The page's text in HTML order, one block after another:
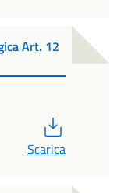
Art. 12
Scarica